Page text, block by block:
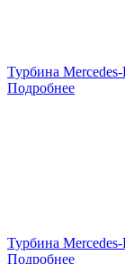
Турбина
Подробнее
Турбина
Подробнее